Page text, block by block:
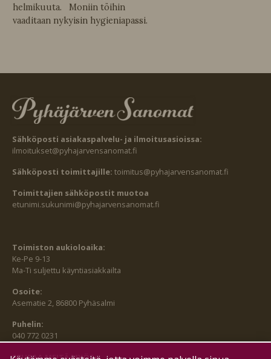
helmikuuta. Moniin töihin
vaaditaan nykyisin hygieniapassi.
Sähköposti asiakaspalvelu- ja ilmoitusasioissa:
ilmoitukset@pyhajarvensanomat.fi
Sähköposti toimittajille: toimitus@pyhajarvensanomat.fi
Toimittajien sähköpostit muotoa
etunimi.sukunimi@pyhajarvensanomat.fi
Toimiston aukioloaika:
Ke-Pe 9-13
Ma-Ti suljettu käyntiasiakkailta
Osoite:
Asematie 2, 86800 Pyhäsalmi
Puhelin:
040 772 0231